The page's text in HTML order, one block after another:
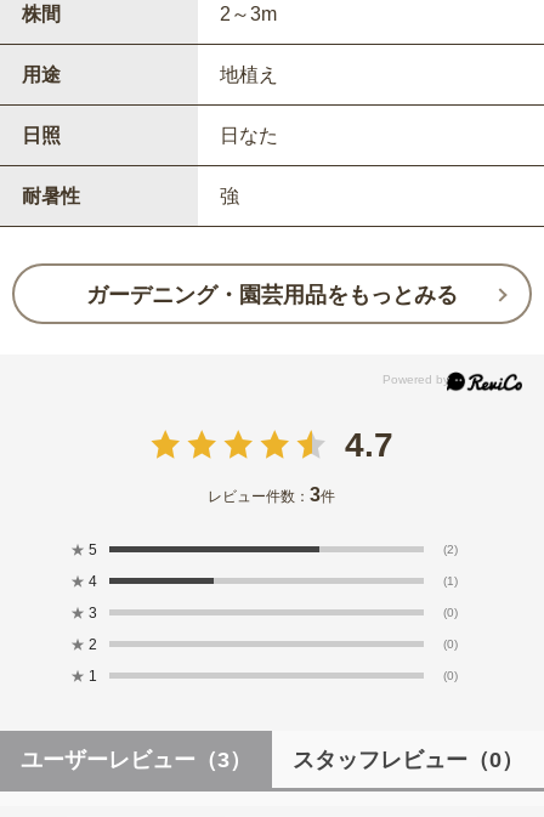
株間 2～3m
用途 地植え
日照 日なた
耐暑性 強
ガーデニング・園芸用品をもっとみる
4.7
レビュー件数：3件
★ 5 (2)
★ 4 (1)
★ 3 (0)
★ 2 (0)
★ 1 (0)
ユーザーレビュー （3） スタッフレビュー （0）